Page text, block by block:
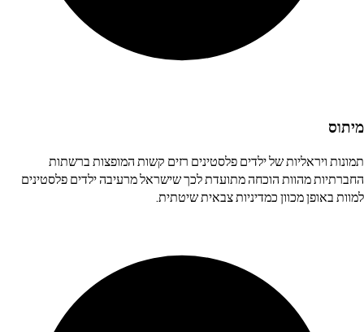
מיתוס
תמונות ויראליות של ילדים פלסטינים רזים קשות המופצות ברשתות
החברתיות מהוות הוכחה מתועדת לכך שישראל מרעיבה ילדים פלסטינים
למוות באופן מכוון כמדיניות צבאית שיטתית.